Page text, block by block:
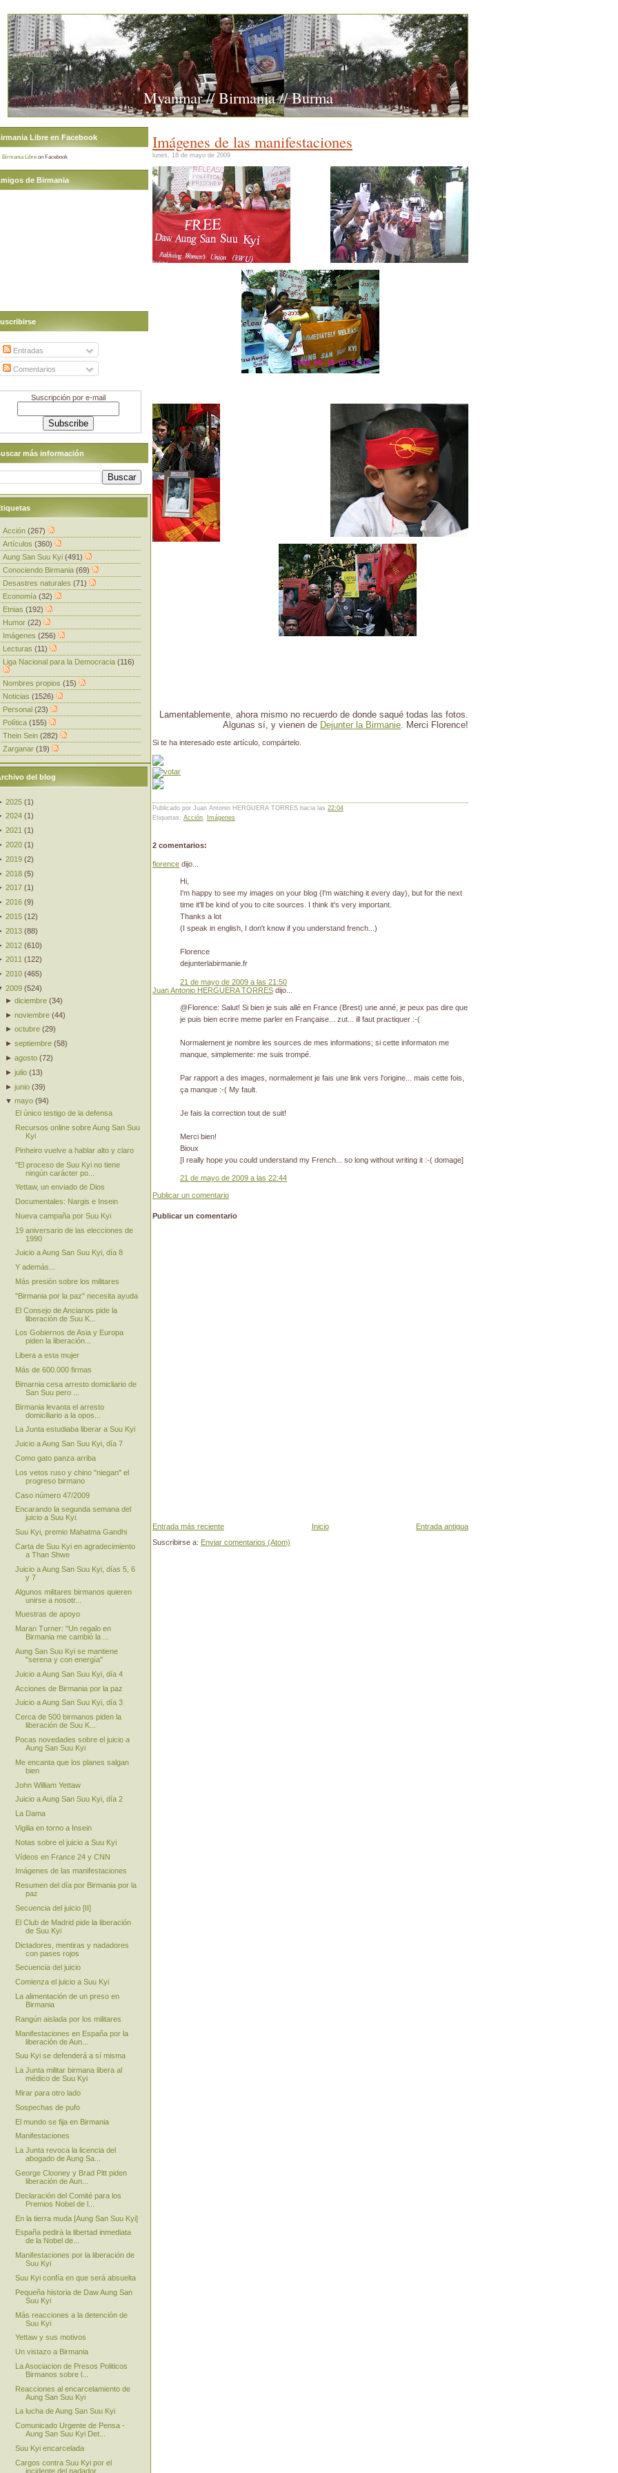
Myanmar // Birmania // Burma
Imágenes de las manifestaciones
lunes, 18 de mayo de 2009
Lamentablemente, ahora mismo no recuerdo de donde saqué todas las fotos.
Algunas sí, y vienen de Dejunter la Birmanie. Merci Florence!
Si te ha interesado este artículo, compártelo.
Publicado por Juan Antonio HERGUERA TORRES hacia las 22:04
Etiquetas: Acción, Imágenes
2 comentarios:
florence dijo...
Hi,
I'm happy to see my images on your blog (I'm watching it every day), but for the next
time it'll be kind of you to cite sources. I think it's very important.
Thanks a lot
(I speak in english, I don't know if you understand french...)
Florence
dejunterlabirmanie.fr
21 de mayo de 2009 a las 21:50
Juan Antonio HERGUERA TORRES dijo...
@Florence: Salut! Si bien je suis allé en France (Brest) une anné, je peux pas dire que
je puis bien ecrire meme parler en Française... zut... ill faut practiquer :-(
Normalement je nombre les sources de mes informations; si cette informaton me
manque, simplemente: me suis trompé.
Par rapport a des images, normalement je fais une link vers l'origine... mais cette fois,
ça manque :-( My fault.
Je fais la correction tout de suit!
Merci bien!
Bioux
[I really hope you could understand my French... so long without writing it :-( domage]
21 de mayo de 2009 a las 22:44
Publicar un comentario
Publicar un comentario
Entrada más reciente Entrada antigua
Inicio
Suscribirse a: Enviar comentarios (Atom)
Libre en Facebook
Birmania Libre on Facebook
de Birmania
Entradas
Comentarios
Suscripción por e-mail
más información
Acción (267)
Artículos (360)
Aung San Suu Kyi (491)
Conociendo Birmania (69)
Desastres naturales (71)
Economía (32)
Etnias (192)
Humor (22)
Imágenes (256)
Lecturas (11)
Liga Nacional para la Democracia (116)
Nombres propios (15)
Noticias (1526)
Personal (23)
Política (155)
Thein Sein (282)
Zarganar (19)
del blog
2025 (1)
2024 (1 )
2021 (1)
2020 (1)
2019 (2)
2018 (5)
2017 (1 )
2016 (9)
2015 (12)
2013 (88)
2012 (610)
2011 (122)
2010 (465)
2009 (524)
►diciembre (34)
►noviembre (44)
►octubre (29)
►septiembre (58)
►agosto (72)
►julio (13)
►junio (39)
▼mayo (94)
El único testigo de la defensa
Recursos online sobre Aung San Suu
Kyi
Pinheiro vuelve a hablar alto y claro
"El proceso de Suu Kyi no tiene
ningún carácter po...
Yettaw, un enviado de Dios
Documentales: Nargis e Insein
Nueva campaña por Suu Kyi
19 aniversario de las elecciones de
1990
Juicio a Aung San Suu Kyi, día 8
Y además...
Más presión sobre los militares
"Birmania por la paz" necesita ayuda
El Consejo de Ancianos pide la
liberación de Suu K...
Los Gobiernos de Asia y Europa
piden la liberación...
Libera a esta mujer
Más de 600.000 firmas
Bimarnia cesa arresto domicliario de
San Suu pero ...
Birmania levanta el arresto
domiciliario a la opos...
La Junta estudiaba liberar a Suu Kyi
Juicio a Aung San Suu Kyi, día 7
Como gato panza arriba
Los vetos ruso y chino "niegan" el
progreso birmano
Caso número 47/2009
Encarando la segunda semana del
juicio a Suu Kyi.
Suu Kyi, premio Mahatma Gandhi
Carta de Suu Kyi en agradecimiento
a Than Shwe
Juicio a Aung San Suu Kyi, días 5, 6
y 7
Algunos militares birmanos quieren
unirse a nosotr...
Muestras de apoyo
Maran Turner: "Un regalo en
Birmania me cambió la ...
Aung San Suu Kyi se mantiene
"serena y con energía"
Juicio a Aung San Suu Kyi, día 4
Acciones de Birmania por la paz
Juicio a Aung San Suu Kyi, día 3
Cerca de 500 birmanos piden la
liberación de Suu K...
Pocas novedades sobre el juicio a
Aung San Suu Kyi
Me encanta que los planes salgan
bien
John William Yettaw
Juicio a Aung San Suu Kyi, día 2
La Dama
Vigilia en torno a Insein
Notas sobre el juicio a Suu Kyi
Vídeos en France 24 y CNN
Imágenes de las manifestaciones
Resumen del día por Birmania por la
paz
Secuencia del juicio [II]
El Club de Madrid pide la liberación
de Suu Kyi
Dictadores, mentiras y nadadores
con pases rojos
Secuencia del juicio
Comienza el juicio a Suu Kyi
La alimentación de un preso en
Birmania
Rangún aislada por los militares
Manifestaciones en España por la
liberación de Aun...
Suu Kyi se defenderá a sí misma
La Junta militar birmana libera al
médico de Suu Kyi
Mirar para otro lado
Sospechas de pufo
El mundo se fija en Birmania
Manifestaciones
La Junta revoca la licencia del
abogado de Aung Sa...
George Clooney y Brad Pitt piden
liberación de Aun...
Declaración del Comité para los
Premios Nobel de l...
En la tierra muda [Aung San Suu Kyi]
España pedirá la libertad inmediata
de la Nobel de...
Manifestaciones por la liberación de
Suu Kyi
Suu Kyi confía en que será absuelta
Pequeña historia de Daw Aung San
Suu Kyi
Más reacciones a la detención de
Suu Kyi
Yettaw y sus motivos
Un vistazo a Birmania
La Asociacion de Presos Politicos
Birmanos sobre l...
Reacciones al encarcelamiento de
Aung San Suu Kyi
La lucha de Aung San Suu Kyi
Comunicado Urgente de Pensa -
Aung San Suu Kyi Det...
Suu Kyi encarcelada
Cargos contra Suu Kyi por el
incidente del nadador